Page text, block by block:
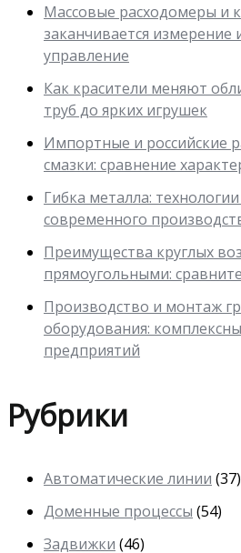
Массовые расходомеры и
заканчивается измерение
управление
Как красители меняют
труб до ярких игрушек
Импортные и российские
смазки: сравнение
Гибка металла:
современного
Преимущества круглых
прямоугольными:
Производство и монтаж
оборудования:
предприятий
Рубрики
Автоматические линии (37)
Доменные процессы (54)
Задвижки (46)